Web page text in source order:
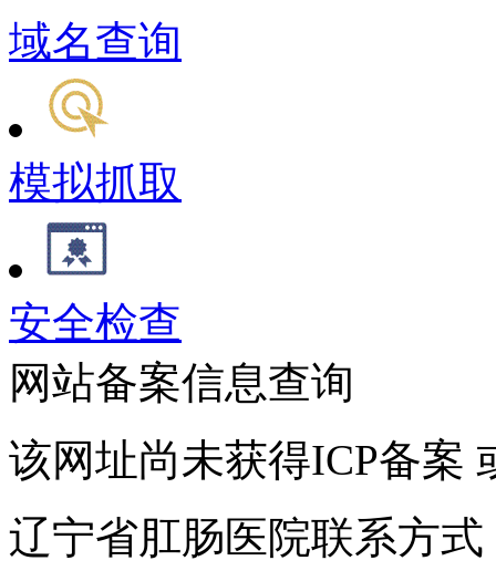
域名查询
模拟抓取
安全检查
网站备案信息查询
该网址尚未获得ICP备案
辽宁省肛肠医院联系方式